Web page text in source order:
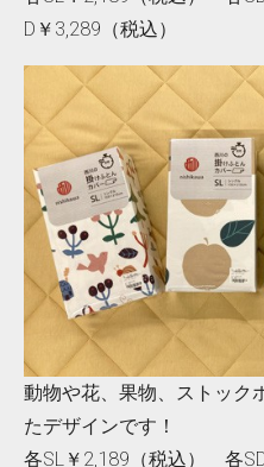
D￥3,289（税込）
動物や花、果物、ストック
たデザインです！
各SL￥2,189（税込） 各